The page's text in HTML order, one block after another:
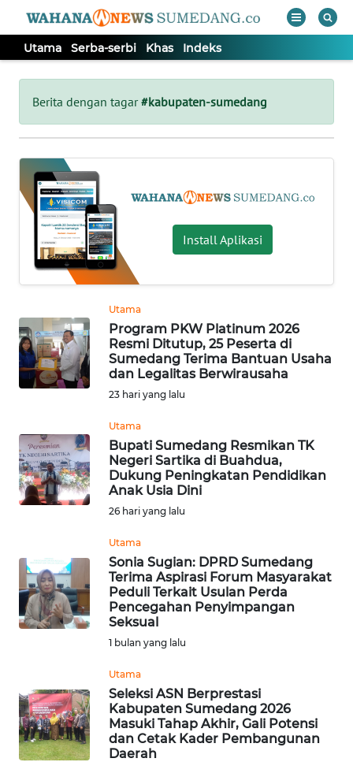
Utama Serba-serbi Khas Indeks
Berita dengan tagar#kabupaten-sumedang
Install Aplikasi
Utama
Program PKW Platinum 2026
Resmi Ditutup, 25 Peserta di
Sumedang Terima Bantuan Usaha
dan Legalitas Berwirausaha
23 hari yang lalu
Utama
Bupati Sumedang Resmikan TK
Negeri Sartika di Buahdua,
Dukung Peningkatan Pendidikan
Anak Usia Dini
26 hari yang lalu
Utama
Sonia Sugian: DPRD Sumedang
Terima Aspirasi Forum Masyarakat
Peduli Terkait Usulan Perda
Pencegahan Penyimpangan
Seksual
1 bulan yang lalu
Utama
Seleksi ASN Berprestasi
Kabupaten Sumedang 2026
Masuki Tahap Akhir, Gali Potensi
dan Cetak Kader Pembangunan
Daerah
Tutup
UTAMA
SERBA-
SERBI
KHAS
Informasi
INDEKS
BERITA
KONTAK
INFO
IKLAN
TENTANG
MEDIA
SIBER
REDAKSI
DISCLAIMER
Wahana